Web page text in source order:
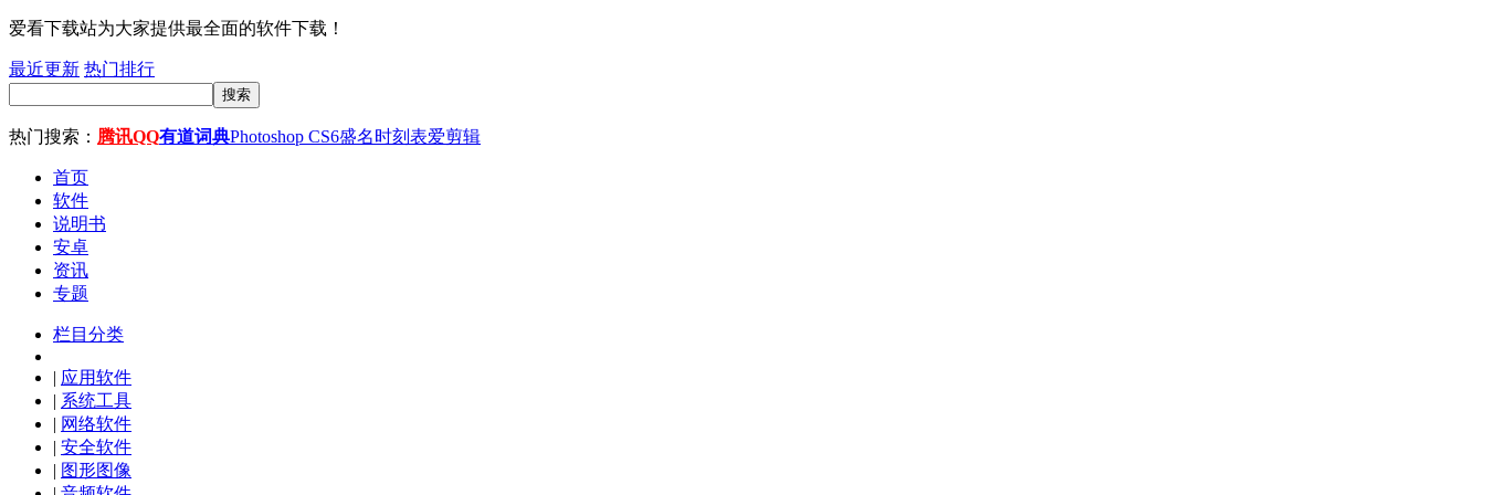
爱看下载站为大家提供最全面的软件下载！
最近更新 热门排行
搜索
热门搜索： 腾讯QQ有道词典Photoshop CS6盛名时刻表爱剪辑
首页
软件
说明书
安卓
资讯
专题
栏目分类
| 应用软件
| 系统工具
| 网络软件
| 安全软件
| 图形图像